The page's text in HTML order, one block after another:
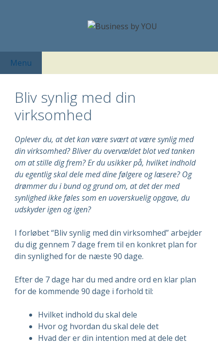
Menu
Bliv synlig med din
virksomhed
Oplever du, at det kan være svært at være synlig med
din virksomhed? Bliver du overvældet blot ved tanken
om at stille dig frem? Er du usikker på, hvilket indhold
du egentlig skal dele med dine følgere og læsere? Og
drømmer du i bund og grund om, at det der med
synlighed ikke føles som en uoverskuelig opgave, du
udskyder igen og igen?
I forløbet “Bliv synlig med din virksomhed” arbejder
du dig gennem 7 dage frem til en konkret plan for
din synlighed for de næste 90 dage.
Efter de 7 dage har du med andre ord en klar plan
for de kommende 90 dage i forhold til:
Hvilket indhold du skal dele
Hvor og hvordan du skal dele det
Hvad der er din intention med at dele det